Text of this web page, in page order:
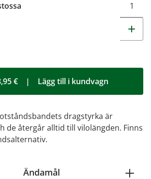
€ | Lägg till i kundvagn
dragstyrka är
de återgår alltid till vilolängden. Finns
Ändamål